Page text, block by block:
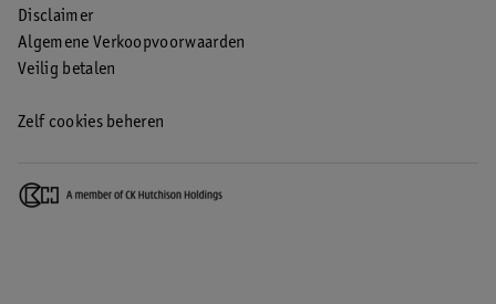
Disclaimer
Algemene Verkoopvoorwaarden
Veilig betalen
Zelf cookies beheren